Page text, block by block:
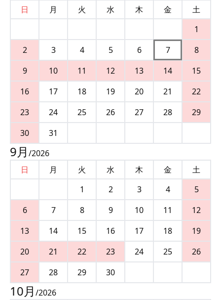
日
月 火 水 木 金
土
1
2
3 4 5 6 7
8
9
10 11 12 13 14
15
16
17 18 19 20 21
22
23
24 25 26 27 28
29
30
31
9月 /2026
日
月 火 水 木 金
土
1
2 3 4
5
6
7 8 9 10 11
12
13
14 15 16 17 18
19
20
21 22 23 24 25
26
27
28 29 30
10月 /2026